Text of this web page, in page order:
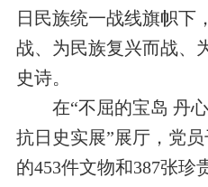
日民族统一战线旗帜下
战、为民族复兴而战、
史诗。
在“不屈的宝岛 丹
抗日史实展”展厅，党
的453件文物和387张珍